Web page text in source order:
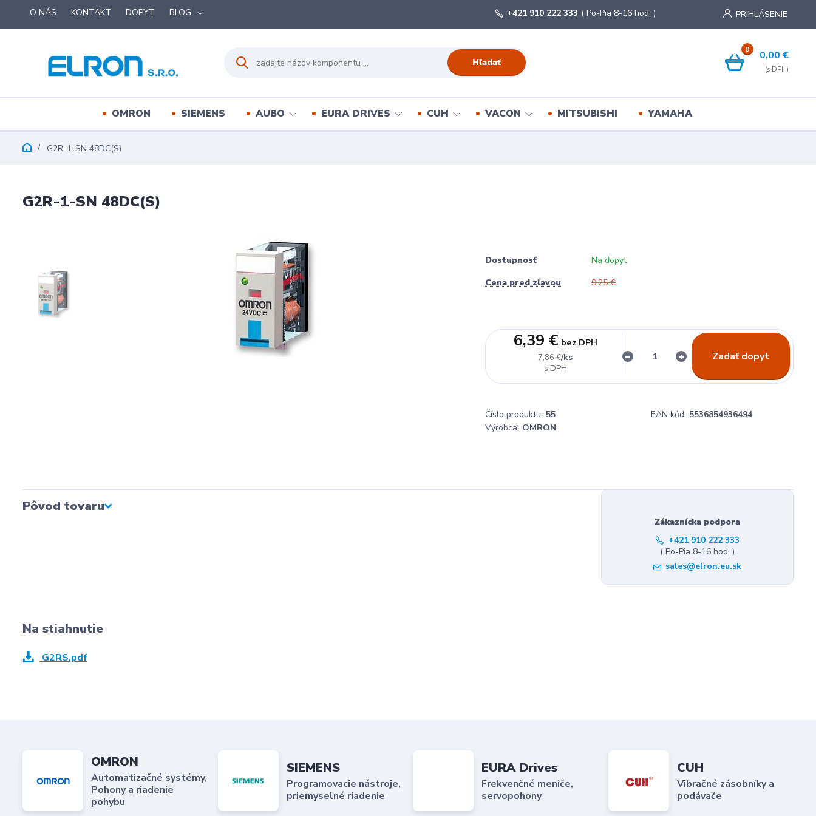
O NÁS KONTAKT DOPYT BLOG PRIHLÁSENIE
Hľadať
+421 910 222 333 ( Po-Pia 8-16 hod. )
0 0,00 €
OMRON SIEMENS AUBO EURA DRIVES CUH VACON MITSUBISHI YAMAHA
G2R-1-SN 48DC(S)
G2R-1-SN 48DC(S)
Dostupnosť
Na dopyt
Cena pred zľavou
9,25 €
7,86 €/ks
6,39 € bez DPH
Zadať dopyt
Číslo produktu: 55 EAN kód: 5536854936494
Výrobca: OMRON
Pôvod tovaru
Zákaznícka podpora
+421 910 222 333
( Po-Pia 8-16 hod. )
sales@elron.eu.sk
Na stiahnutie
G2RS.pdf
OMRON
Automatizačné systémy,
Pohony a riadenie
pohybu
SIEMENS
Programovacie nástroje,
priemyselné riadenie
EURA Drives
Frekvenčné meniče,
servopohony
CUH
Vibračné zásobníky a
podávače